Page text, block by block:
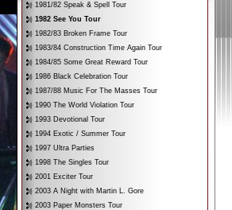
1981/82 Speak & Spell Tour
1982 See You Tour
1982/83 Broken Frame Tour
1983/84 Construction Time Again Tour
1984/85 Some Great Reward Tour
1986 Black Celebration Tour
1987/88 Music For The Masses Tour
1990 The World Violation Tour
1993 Devotional Tour
1994 Exotic / Summer Tour
1997 Ultra Parties
1998 The Singles Tour
2001 Exciter Tour
2003 A Night with Martin L. Gore
2003 Paper Monsters Tour